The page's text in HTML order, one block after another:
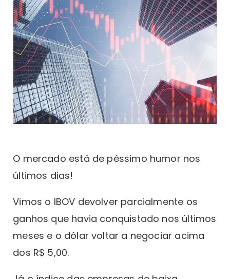
O mercado está de péssimo humor nos
últimos dias!
Vimos o IBOV devolver parcialmente os
ganhos que havia conquistado nos últimos
meses e o dólar voltar a negociar acima
dos R$ 5,00.